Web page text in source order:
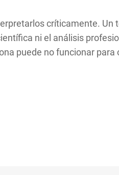
críticamente. Un
ni el análisis
puede no funcionar